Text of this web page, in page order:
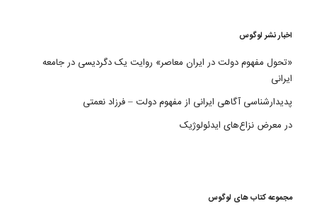
اخبار نشر لوگوس
«تحول مفهوم دولت در ایران معاصر» روایت یک دگردیسی در جامعه
ایرانی
پدیدارشناسی آگاهی ایرانی از مفهوم دولت – فرزاد نعمتی
در معرض نزاع‌های ایدئولوژیک
مجموعه کتاب های لوگوس